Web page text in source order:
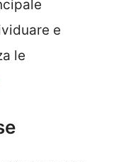
e
le